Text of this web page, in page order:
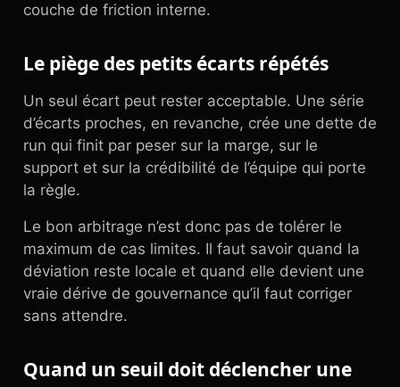
couche de friction interne.
Le piège des petits écarts répétés
Un seul écart peut rester acceptable. Une série
d’écarts proches, en revanche, crée une dette de
run qui finit par peser sur la marge, sur le
support et sur la crédibilité de l’équipe qui porte
la règle.
Le bon arbitrage n’est donc pas de tolérer le
maximum de cas limites. Il faut savoir quand la
déviation reste locale et quand elle devient une
vraie dérive de gouvernance qu’il faut corriger
sans attendre.
Quand un seuil doit déclencher une